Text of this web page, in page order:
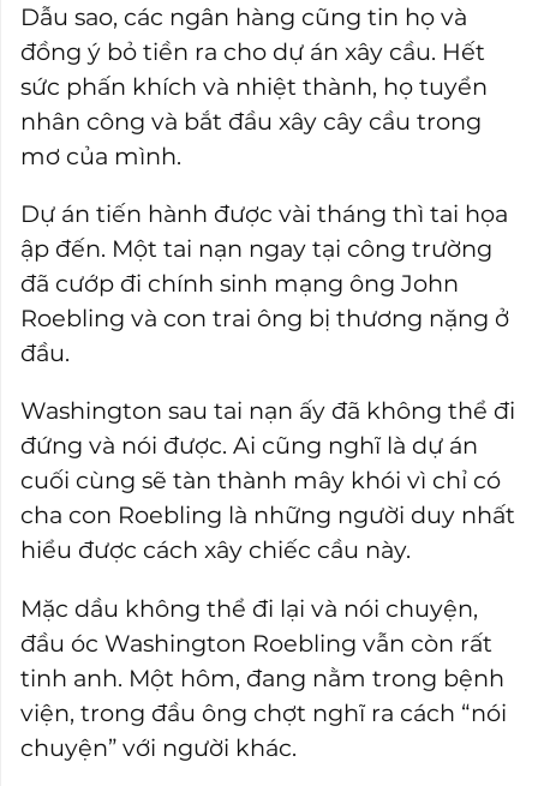
Dẫu sao, các ngân hàng cũng tin họ và
đồng ý bỏ tiền ra cho dự án xây cầu. Hết
sức phấn khích và nhiệt thành, họ tuyển
nhân công và bắt đầu xây cây cầu trong
mơ của mình.
Dự án tiến hành được vài tháng thì tai họa
ập đến. Một tai nạn ngay tại công trường
đã cướp đi chính sinh mạng ông John
Roebling và con trai ông bị thương nặng ở
đầu.
Washington sau tai nạn ấy đã không thể đi
đứng và nói được. Ai cũng nghĩ là dự án
cuối cùng sẽ tàn thành mây khói vì chỉ có
cha con Roebling là những người duy nhất
hiểu được cách xây chiếc cầu này.
Mặc dầu không thể đi lại và nói chuyện,
đầu óc Washington Roebling vẫn còn rất
tinh anh. Một hôm, đang nằm trong bệnh
viện, trong đầu ông chợt nghĩ ra cách “nói
chuyện” với người khác.